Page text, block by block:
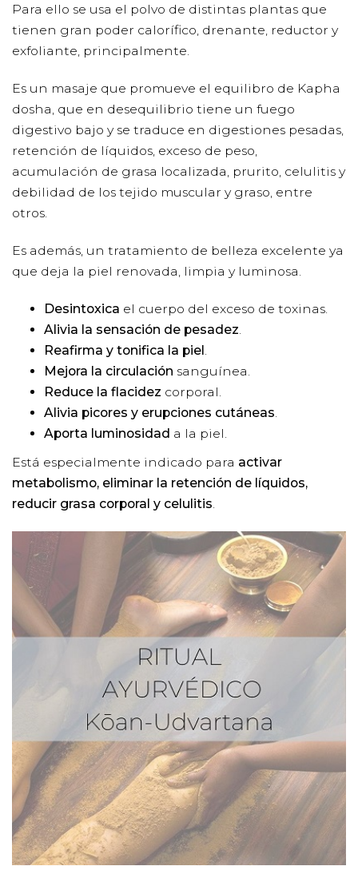
Para ello se usa el polvo de distintas plantas que
tienen gran poder calorífico, drenante, reductor y
exfoliante, principalmente.
Es un masaje que promueve el equilibro de Kapha
dosha, que en desequilibrio tiene un fuego
digestivo bajo y se traduce en digestiones pesadas,
retención de líquidos, exceso de peso,
acumulación de grasa localizada, prurito, celulitis y
debilidad de los tejido muscular y graso, entre
otros.
Es además, un tratamiento de belleza excelente ya
que deja la piel renovada, limpia y luminosa.
Desintoxica el cuerpo del exceso de toxinas.
Alivia la sensación de pesadez.
Reafirma y tonifica la piel.
Mejora la circulación sanguínea.
Reduce la flacidez corporal.
Alivia picores y erupciones cutáneas.
Aporta luminosidad a la piel.
Está especialmente indicado para activar
metabolismo, eliminar la retención de líquidos,
reducir grasa corporal y celulitis.